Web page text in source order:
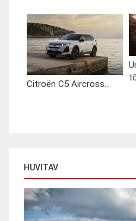
Citroën C5 Aircross...
HUVITAV